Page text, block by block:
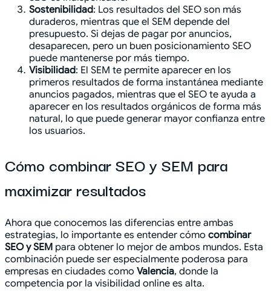
Sostenibilidad: Los resultados del SEO son más
duraderos, mientras que el SEM depende del
presupuesto. Si dejas de pagar por anuncios,
desaparecen, pero un buen posicionamiento SEO
puede mantenerse por más tiempo.
Visibilidad: El SEM te permite aparecer en los
primeros resultados de forma instantánea mediante
anuncios pagados, mientras que el SEO te ayuda a
aparecer en los resultados orgánicos de forma más
natural, lo que puede generar mayor confianza entre
los usuarios.
Cómo combinar SEO y SEM para
maximizar resultados
Ahora que conocemos las diferencias entre ambas
estrategias, lo importante es entender cómo combinar
SEO y SEM para obtener lo mejor de ambos mundos. Esta
combinación puede ser especialmente poderosa para
empresas en ciudades como Valencia, donde la
competencia por la visibilidad online es alta.